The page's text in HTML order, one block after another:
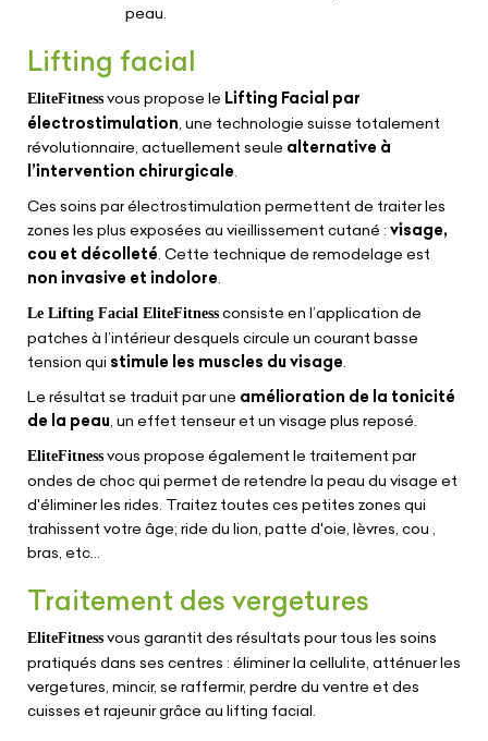
peau.
Lifting facial
EliteFitness vous propose le Lifting Facial par
électrostimulation, une technologie suisse totalement
révolutionnaire, actuellement seule alternative à
l’intervention chirurgicale.
Ces soins par électrostimulation permettent de traiter les
zones les plus exposées au vieillissement cutané : visage,
cou et décolleté. Cette technique de remodelage est
non invasive et indolore.
Le Lifting Facial EliteFitness consiste en l’application de
patches à l’intérieur desquels circule un courant basse
tension qui stimule les muscles du visage.
Le résultat se traduit par une amélioration de la tonicité
de la peau, un effet tenseur et un visage plus reposé.
EliteFitness vous propose également le traitement par
ondes de choc qui permet de retendre la peau du visage et
d'éliminer les rides. Traitez toutes ces petites zones qui
trahissent votre âge; ride du lion, patte d'oie, lèvres, cou ,
bras, etc...
Traitement des vergetures
EliteFitness vous garantit des résultats pour tous les soins
pratiqués dans ses centres : éliminer la cellulite, atténuer les
vergetures, mincir, se raffermir, perdre du ventre et des
cuisses et rajeunir grâce au lifting facial.